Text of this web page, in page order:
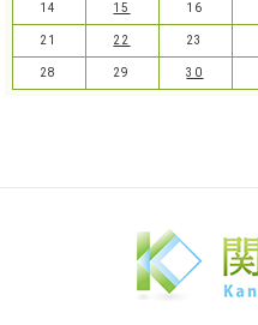
14 15 16
21 22 23
28 29 30